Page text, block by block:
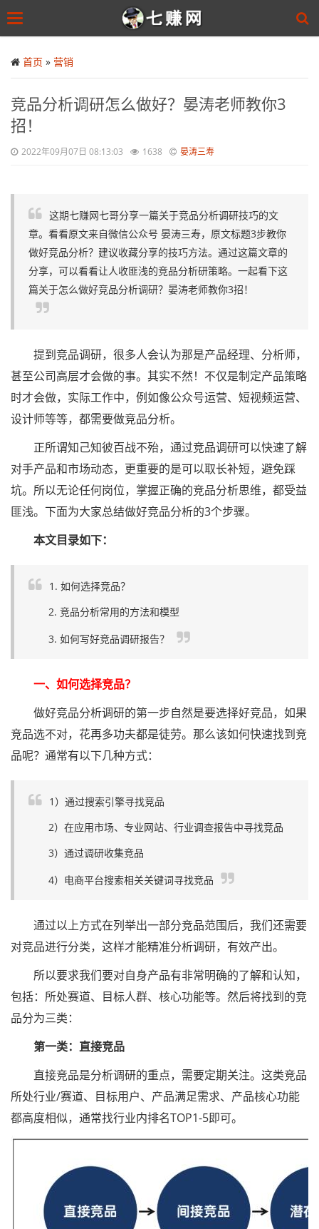
to
main
Toggle
首页 » 营销
竞品分析调研怎么做好？晏涛老师教你3
招！
2022年09月07日 08:13:03 1638 晏涛三寿
这期七赚网七哥分享一篇关于竞品分析调研技巧的文
章。看看原文来自微信公众号 晏涛三寿，原文标题3步教你
做好竞品分析？建议收藏分享的技巧方法。通过这篇文章的
分享，可以看看让人收匪浅的竞品分析研策略。一起看下这
篇关于怎么做好竞品分析调研？晏涛老师教你3招！
提到竞品调研，很多人会认为那是产品经理、分析师，
甚至公司高层才会做的事。其实不然！不仅是制定产品策略
时才会做，实际工作中，例如像公众号运营、短视频运营、
设计师等等，都需要做竞品分析。
正所谓知己知彼百战不殆，通过竞品调研可以快速了解
对手产品和市场动态，更重要的是可以取长补短，避免踩
坑。所以无论任何岗位，掌握正确的竞品分析思维，都受益
匪浅。下面为大家总结做好竞品分析的3个步骤。
本文目录如下：
1. 如何选择竞品？
2. 竞品分析常用的方法和模型
3. 如何写好竞品调研报告？
一、如何选择竞品？
做好竞品分析调研的第一步自然是要选择好竞品，如果
竞品选不对，花再多功夫都是徒劳。那么该如何快速找到竞
品呢？通常有以下几种方式：
1）通过搜索引擎寻找竞品
2）在应用市场、专业网站、行业调查报告中寻找竞品
3）通过调研收集竞品
4）电商平台搜索相关关键词寻找竞品
通过以上方式在列举出一部分竞品范围后，我们还需要
对竞品进行分类，这样才能精准分析调研，有效产出。
所以要求我们要对自身产品有非常明确的了解和认知，
包括：所处赛道、目标人群、核心功能等。然后将找到的竞
品分为三类：
第一类：直接竞品
直接竞品是分析调研的重点，需要定期关注。这类竞品
所处行业/赛道、目标用户、产品满足需求、产品核心功能
都高度相似，通常找行业内排名TOP1-5即可。